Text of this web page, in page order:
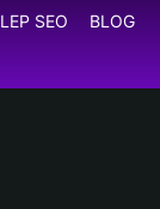
SEO BLOG